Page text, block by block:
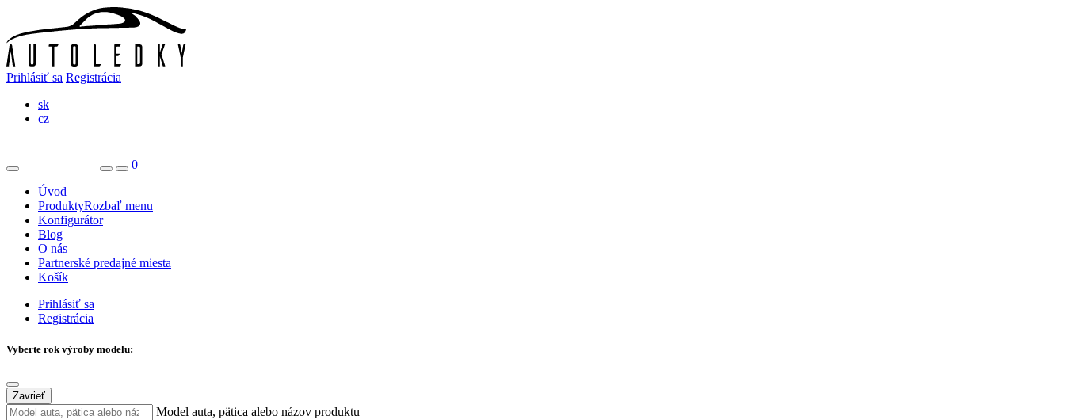
Prihlásiť sa Registrácia
sk
cz
0
Úvod
ProduktyRozbaľ menu
Konfigurátor
Blog
O nás
Partnerské predajné miesta
Košík
Prihlásiť sa
Registrácia
Vyberte rok výroby modelu:
Zavrieť
Model auta, pätica alebo názov produktu